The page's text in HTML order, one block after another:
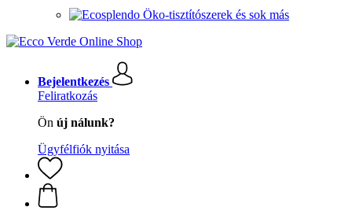
Öko-tisztítószerek és sok más
Bejelentkezés
Feliratkozás
Ön új nálunk?
Ügyfélfiók nyitása